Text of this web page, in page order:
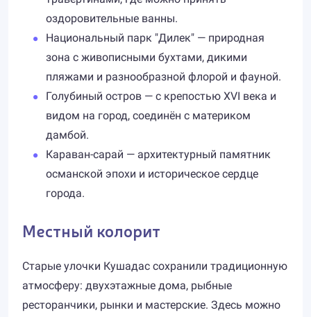
оздоровительные ванны.
Национальный парк "Дилек" — природная
зона с живописными бухтами, дикими
пляжами и разнообразной флорой и фауной.
Голубиный остров — с крепостью XVI века и
видом на город, соединён с материком
дамбой.
Караван-сарай — архитектурный памятник
османской эпохи и историческое сердце
города.
Местный колорит
Старые улочки Кушадас сохранили традиционную
атмосферу: двухэтажные дома, рыбные
ресторанчики, рынки и мастерские. Здесь можно